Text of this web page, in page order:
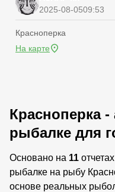
2025-08-0509:53
Красноперка
На карте
Красноперка -
рыбалке для
Основано на 11
рыбалке на рыбу
основе реальных